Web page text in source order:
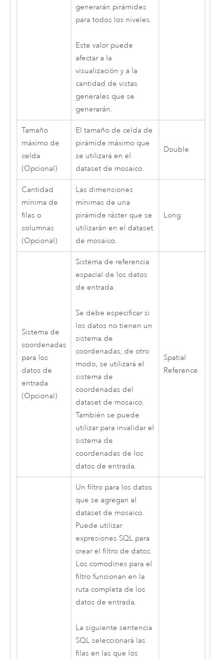
generarán pirámides
para todos los niveles.
Este valor puede
afectar a la
visualización y a la
cantidad de vistas
generales que se
generarán.
Tamaño
máximo de
celda
(Opcional)
El tamaño de celda de
pirámide máximo que
se utilizará en el
dataset de mosaico.
Double
Cantidad
mínima de
filas o
columnas
(Opcional)
Las dimensiones
mínimas de una
pirámide ráster que se
utilizarán en el dataset
de mosaico.
Long
Sistema de
coordenadas
para los
datos de
entrada
(Opcional)
Sistema de referencia
espacial de los datos
de entrada.
Se debe especificar si
los datos no tienen un
sistema de
coordenadas; de otro
modo, se utilizará el
sistema de
coordenadas del
dataset de mosaico.
También se puede
utilizar para invalidar el
sistema de
coordenadas de los
datos de entrada.
Spatial
Reference
Un filtro para los datos
que se agregan al
dataset de mosaico.
Puede utilizar
expresiones SQL para
crear el filtro de datos.
Los comodines para el
filtro funcionan en la
ruta completa de los
datos de entrada.
La siguiente sentencia
SQL seleccionará las
filas en las que los